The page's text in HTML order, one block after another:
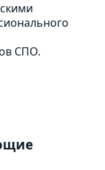
СПО.